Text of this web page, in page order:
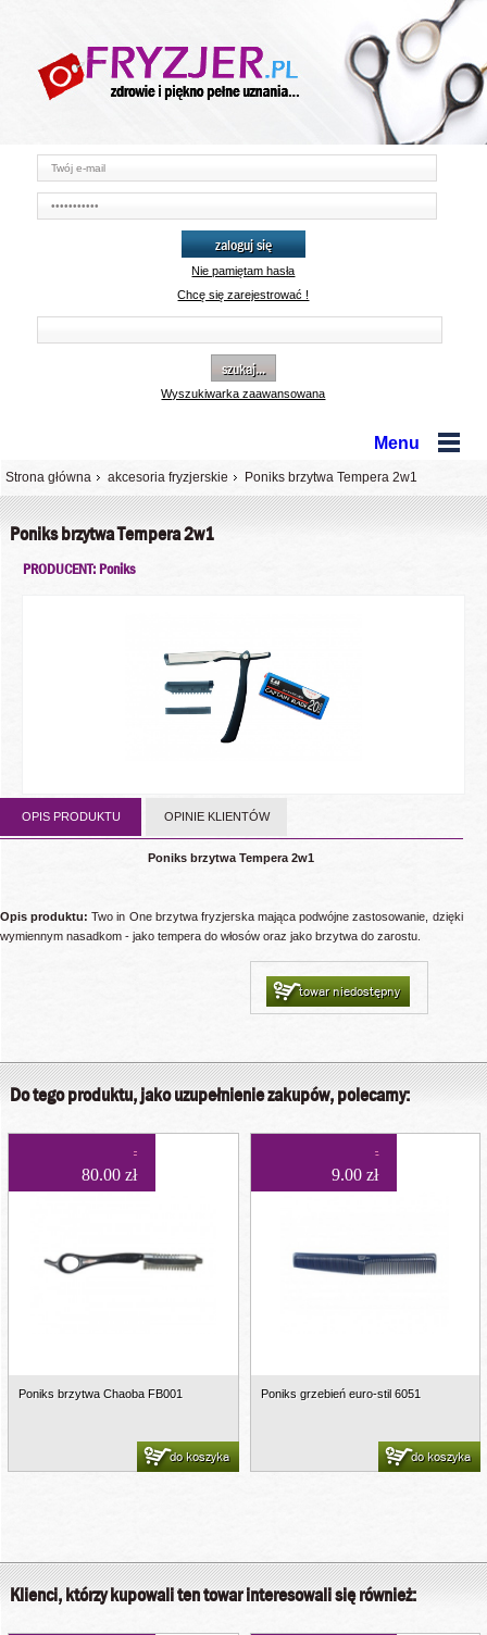
zaloguj się
Nie pamiętam hasła
Chcę się zarejestrować !
szukaj...
Wyszukiwarka zaawansowana
Menu
Strona główna akcesoria fryzjerskie Poniks brzytwa Tempera 2w1
Poniks brzytwa Tempera 2w1
PRODUCENT: Poniks
OPIS PRODUKTU OPINIE KLIENTÓW
Poniks brzytwa Tempera 2w1
Opis produktu:Two in One brzytwa fryzjerska mająca podwójne zastosowanie, dzięki
wymiennym nasadkom - jako tempera do włosów oraz jako brzytwa do zarostu.
towar niedostępny
Do tego produktu, jako uzupełnienie zakupów, polecamy:
80.00 zł
Poniks brzytwa Chaoba FB001
do koszyka
9.00 zł
Poniks grzebień euro-stil 6051
do koszyka
Klienci, którzy kupowali ten towar interesowali się również: